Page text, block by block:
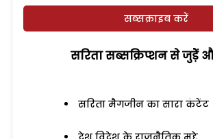
सब्सक्राइब करें
सरिता सब्सक्रिप्शन से जुड़ेें
सरिता मैगजीन का सारा कंटेंट